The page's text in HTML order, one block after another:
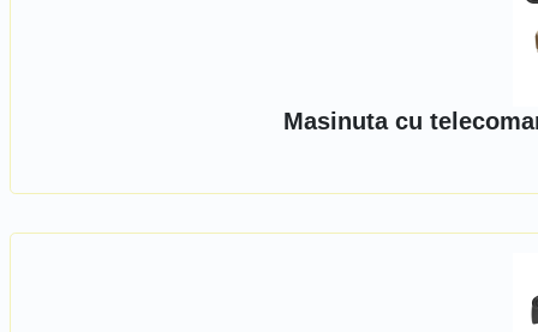
Masinuta cu